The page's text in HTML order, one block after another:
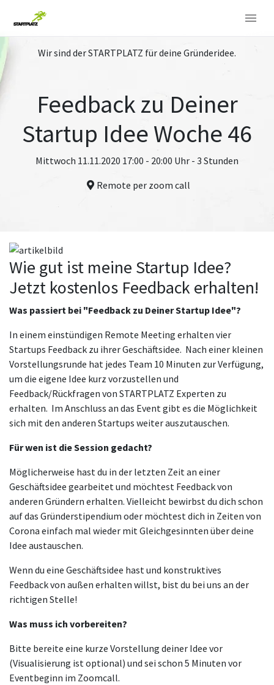
Wir sind der STARTPLATZ für deine Gründeridee.
Feedback zu Deiner
Startup Idee Woche 46
Mittwoch 11.11.2020 17:00 - 20:00 Uhr - 3 Stunden
Remote per zoom call
Wie gut ist meine Startup Idee?
Jetzt kostenlos Feedback erhalten!
Was passiert bei "Feedback zu Deiner Startup Idee"?
In einem einstündigen Remote Meeting erhalten vier
Startups Feedback zu ihrer Geschäftsidee. Nach einer kleinen
Vorstellungsrunde hat jedes Team 10 Minuten zur Verfügung,
um die eigene Idee kurz vorzustellen und
Feedback/Rückfragen von STARTPLATZ Experten zu
erhalten. Im Anschluss an das Event gibt es die Möglichkeit
sich mit den anderen Startups weiter auszutauschen.
Für wen ist die Session gedacht?
Möglicherweise hast du in der letzten Zeit an einer
Geschäftsidee gearbeitet und möchtest Feedback von
anderen Gründern erhalten. Vielleicht bewirbst du dich schon
auf das Gründerstipendium oder möchtest dich in Zeiten von
Corona einfach mal wieder mit Gleichgesinnten über deine
Idee austauschen.
Wenn du eine Geschäftsidee hast und konstruktives
Feedback von außen erhalten willst, bist du bei uns an der
richtigen Stelle!
Was muss ich vorbereiten?
Bitte bereite eine kurze Vorstellung deiner Idee vor
(Visualisierung ist optional) und sei schon 5 Minuten vor
Eventbeginn im Zoomcall.